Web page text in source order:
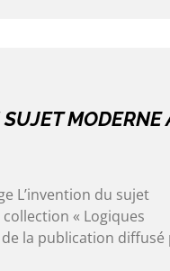
MODERNE
L’invention du sujet
« Logiques
la publication diffusé